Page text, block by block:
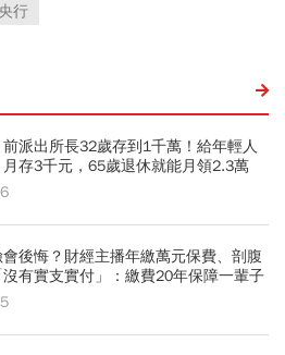
央行
派出所長32歲存到1千萬！給年輕人
存3千元，65歲退休就能月領2.3萬
後悔？財經主播年繳萬元保費、剖腹
有實支實付」：繳費20年保障一輩子